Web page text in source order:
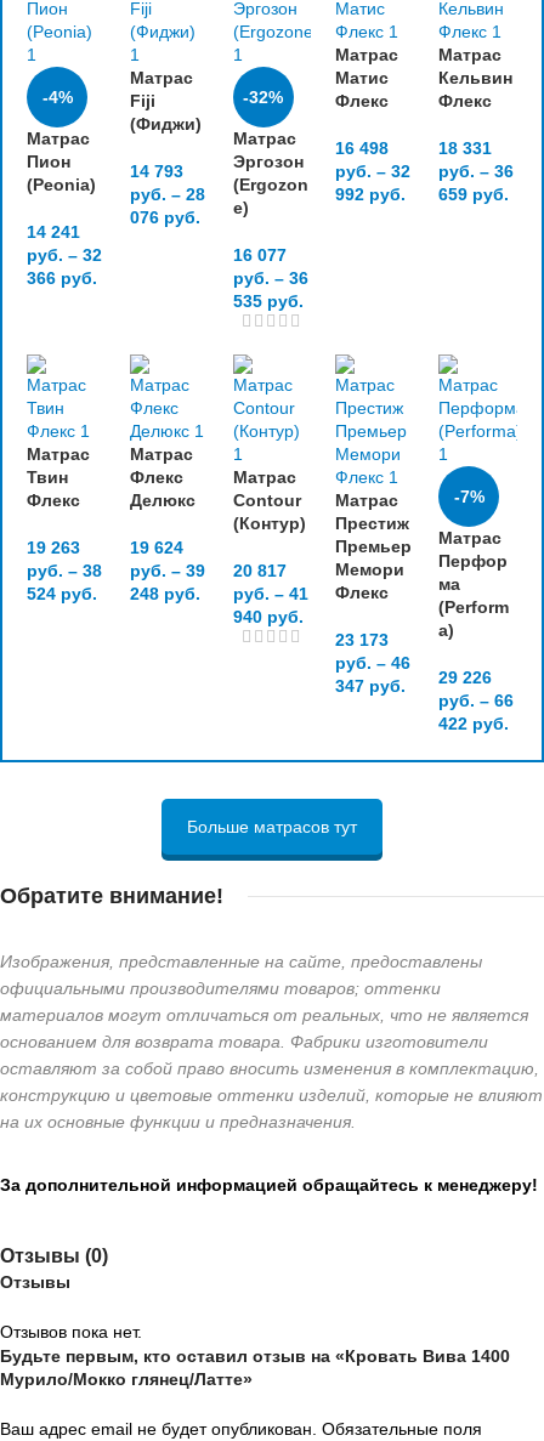
-4%
Матрас
Пион
(Peonia)
14 241
руб. – 32
366 руб.
Матрас
Fiji
(Фиджи)
14 793
руб. – 28
076руб.
-32%
Матрас
Эргозон
(Ergozon
e)
16 077
руб. – 36
535руб.
Матрас
Матис
Флекс
16 498
руб. – 32
992 руб.
Матрас
Кельвин
Флекс
18 331
руб. – 36
659 руб.
Матрас
Твин
Флекс
19 263
руб. – 38
524 руб.
Матрас
Флекс
Делюкс
19 624
руб. – 39
248руб.
Матрас
Contour
(Контур)
20 817
руб. – 41
940руб.
Матрас
Престиж
Премьер
Мемори
Флекс
23 173
руб. – 46
347 руб.
-7%
Матрас
Перфор
ма
(Perform
a)
29 226
руб. – 66
422 руб.
Больше матрасов тут
Обратите внимание!
Изображения, представленные на сайте, предоставлены
официальными производителями товаров; оттенки
материалов могут отличаться от реальных, что не является
основанием для возврата товара. Фабрики изготовители
оставляют за собой право вносить изменения в комплектацию,
конструкцию и цветовые оттенки изделий, которые не влияют
на их основные функции и предназначения.
За дополнительной информацией обращайтесь к менеджеру!
Отзывы (0)
Отзывы
Отзывов пока нет.
Будьте первым, кто оставил отзыв на «Кровать Вива 1400
Мурило/Мокко глянец/Латте»
Ваш адрес email не будет опубликован. Обязательные поля